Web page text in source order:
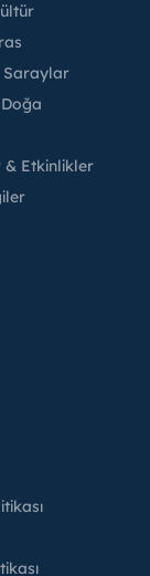
Saraylar
& Etkinlikler